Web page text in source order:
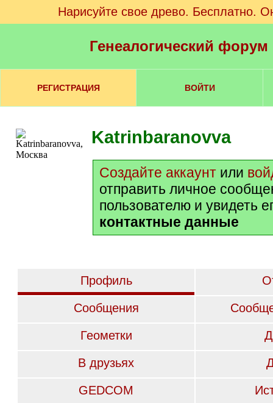
Нарисуйте свое древо. Бесплатно.
Генеалогический
РЕГИСТРАЦИЯ ВОЙТИ
Katrinbaranovva
Создайте аккаунт или
отправить личное
пользователю и увидеть
контактные данные
Профиль
Сообщения
Геометки
В друзьях
GEDCOM